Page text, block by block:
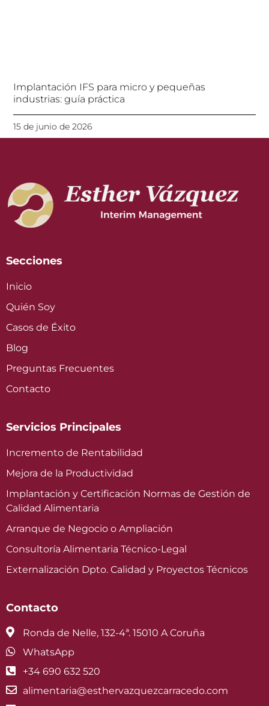
Implantación IFS para micro y pequeñas
industrias: guía práctica
15 de junio de 2026
Secciones
Inicio
Quién Soy
Casos de Éxito
Blog
Preguntas Frecuentes
Contacto
Servicios Principales
Incremento de Rentabilidad
Mejora de la Productividad
Implantación y Certificación Normas de Gestión de
Calidad Alimentaria
Arranque de Negocio o Ampliación
Consultoría Alimentaria Técnico-Legal
Externalización Dpto. Calidad y Proyectos Técnicos
Contacto
Ronda de Nelle, 132-4ª. 15010 A Coruña
WhatsApp
+34 690 632 520
alimentaria@esthervazquezcarracedo.com